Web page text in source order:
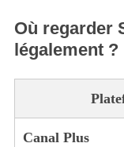
Où regarder
légalement ?
Canal Plus